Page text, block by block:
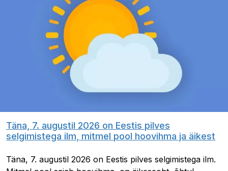
Täna, 7. augustil 2026 on Eestis pilves
selgimistega ilm, mitmel pool hoovihma ja äikest
Täna, 7. augustil 2026 on Eestis pilves selgimistega ilm.